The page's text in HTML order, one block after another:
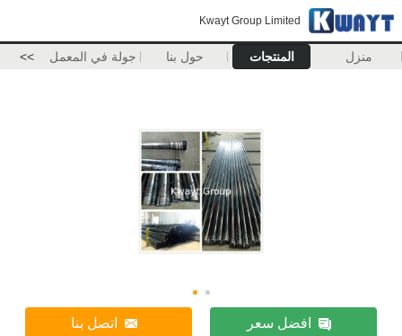
Kwayt Group Limited
منزل المنتجات حول بنا جولة في المعمل >>
افضل سعر اتصل بنا